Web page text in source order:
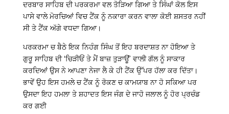
ਦਰਬਾਰ ਸਾਹਿਬ ਦੀ ਪਰਕਰਮਾ ਵਲ ਤੋੜਿਆ ਗਿਆ ਤੇ ਸਿੰਘਾਂ ਕੋਲ ਇਸ
ਪਾਸੇ ਵਾਲੇ ਮੋਰਚਿਆਂ ਵਿਚ ਟੈਂਕ ਨੂੰ ਨਕਾਰਾ ਕਰਨ ਵਾਲਾ ਕੋਈ ਸ਼ਸਤਰ ਨਹੀਂ
ਸੀ ਤੇ ਟੈਂਕ ਅੱਗੇ ਵਧਦਾ ਗਿਆ।
ਪਰਕਰਮਾ ਚ ਬੈਠੇ ਇਕ ਨਿਹੰਗ ਸਿੰਘ ਤੋਂ ਇਹ ਬਰਦਾਸ਼ਤ ਨਾ ਹੋਇਆ ਤੇ
ਗੁਰੂ ਸਾਹਿਬ ਦੀ ‘ਚਿੜੀਓਂ ਤੇ ਮੈਂ ਬਾਜ਼ ਤੁੜਾਊਂ’ ਵਾਲੀ ਗੱਲ ਨੂੰ ਸਾਕਾਰ
ਕਰਦਿਆਂ ਉਸ ਨੇ ਆਪਣਾ ਨੇਜਾ ਲੈ ਕੇ ਹੀ ਟੈਂਕ ਉੱਪਰ ਹੱਲਾ ਕਰ ਦਿੱਤਾ।
ਭਾਵੇਂ ਉਹ ਇਸ ਹਮਲੇ ਚ ਟੈਂਕ ਨੂੰ ਰੋਕਣ ਚ ਕਾਮਯਾਬ ਨਾ ਹੋ ਸਕਿਆ ਪਰ
ਉਸਦਾ ਇਹ ਹਮਲਾ ਤੇ ਸ਼ਹਾਦਤ ਇਸ ਜੰਗ ਦੇ ਜਾਹੋ ਜਲਾਲ ਨੂੰ ਹੋਰ ਪ੍ਰਚੰਡ
ਕਰ ਗਈ